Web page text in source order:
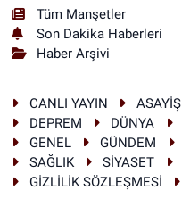
Tüm Manşetler
Son Dakika Haberleri
Haber Arşivi
CANLI YAYIN ASAYİŞ
DEPREM
DÜNYA
GENEL
GÜNDEM
SAĞLIK
SİYASET
GİZLİLİK SÖZLEŞMESİ